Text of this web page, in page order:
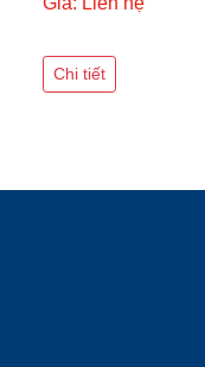
Chi tiết